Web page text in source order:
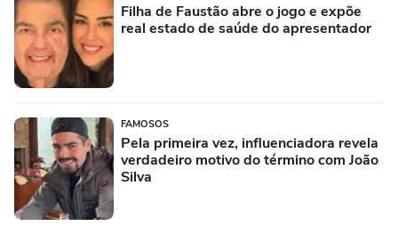
Filha de Faustão abre o jogo e expõe
real estado de saúde do apresentador
FAMOSOS
Pela primeira vez, influenciadora revela
verdadeiro motivo do término com João
Silva